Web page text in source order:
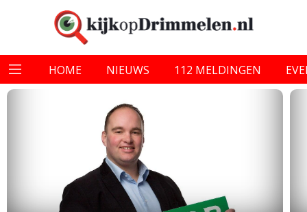
HOME NIEUWS 112 MELDINGEN